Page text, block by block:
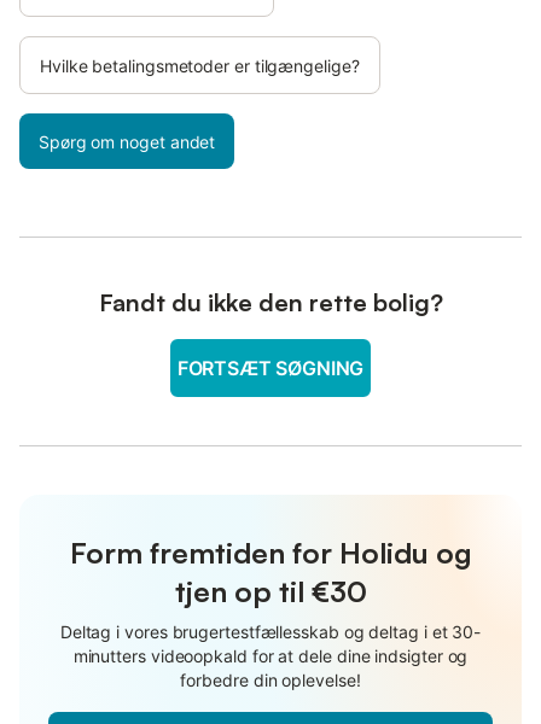
Hvilke betalingsmetoder er tilgængelige?
Spørg om noget andet
Fandt du ikke den rette bolig?
FORTSÆT SØGNING
Form fremtiden for Holidu og
tjen op til €30
Deltag i vores brugertestfællesskab og deltag i et 30-
minutters videoopkald for at dele dine indsigter og
forbedre din oplevelse!